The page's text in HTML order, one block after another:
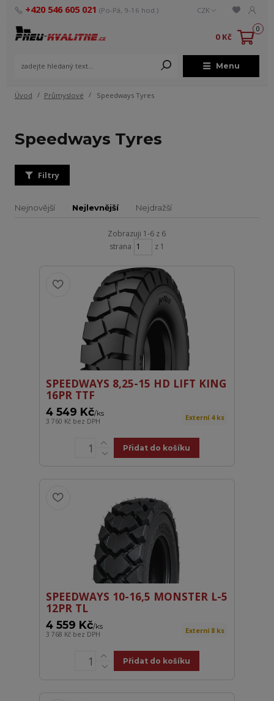
Menu
CZK
+420 546 605 021 (Po-Pá, 9-16 hod.)
0
0 Kč
Úvod Průmyslové Speedways Tyres
Speedways Tyres
Filtry
Nejnovější Nejlevnější Nejdražší
Zobrazuji 1-6 z 6
strana
z 1
SPEEDWAYS 8,25-15 HD LIFT KING
16PR TTF
4 549 Kč/ks
3 760 Kč bez DPH Externí 4 ks
Přidat do košíku
SPEEDWAYS 10-16,5 MONSTER L-5
12PR TL
4 559 Kč/ks
3 768 Kč bez DPH Externí 8 ks
Přidat do košíku